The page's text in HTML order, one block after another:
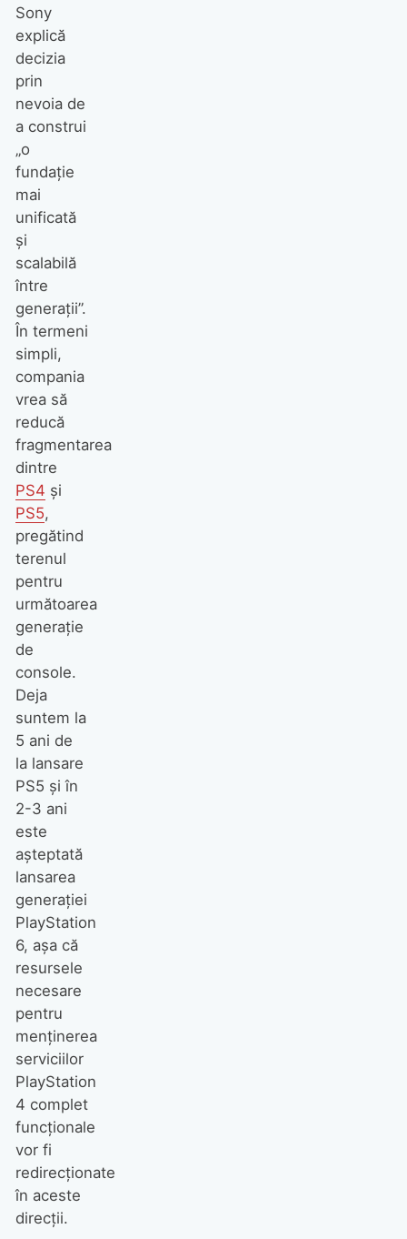
Sony
explică
decizia
prin
nevoia de
a construi
„o
fundație
mai
unificată
și
scalabilă
între
generații”.
În termeni
simpli,
compania
vrea să
reducă
fragmentarea
dintre
PS4 și
PS5,
pregătind
terenul
pentru
următoarea
generație
de
console.
Deja
suntem la
5 ani de
la lansare
PS5 și în
2-3 ani
este
așteptată
lansarea
generației
PlayStation
6, așa că
resursele
necesare
pentru
menținerea
serviciilor
PlayStation
4 complet
funcționale
vor fi
redirecționate
în aceste
direcții.